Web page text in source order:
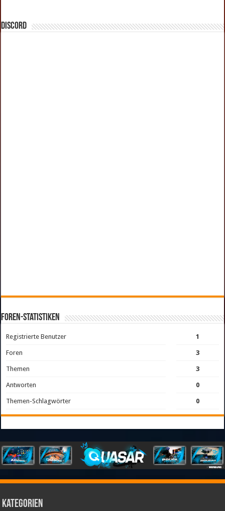
DISCORD
Foren-Statistiken
Registrierte Benutzer 1
Foren 3
Themen 3
Antworten 0
Themen-Schlagwörter 0
Kategorien